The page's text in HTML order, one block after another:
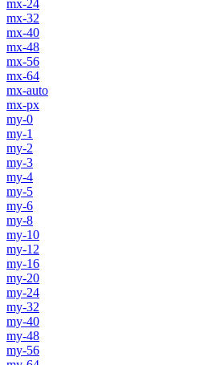
mx-24
mx-32
mx-40
mx-48
mx-56
mx-64
mx-auto
mx-px
my-0
my-1
my-2
my-3
my-4
my-5
my-6
my-8
my-10
my-12
my-16
my-20
my-24
my-32
my-40
my-48
my-56